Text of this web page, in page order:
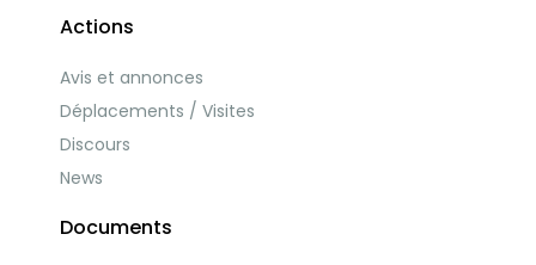
Actions
Avis et annonces
Déplacements / Visites
Discours
News
Documents